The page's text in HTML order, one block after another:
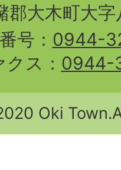
郡大木町大
号： 0944-
クス： 0944-
Oki